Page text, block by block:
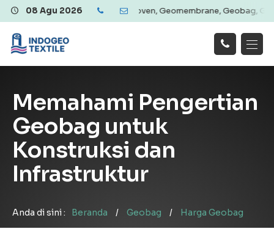
08 Agu 2026
Woven & Non Woven, Geomembrane, Geobag, Geogrid |
Tentang Kami
Galeri
Layanan
Hubungi
!
Memahami Pengertian
Geobag untuk
Konstruksi dan
Infrastruktur
Anda di sini : Beranda / Geobag / Harga Geobag